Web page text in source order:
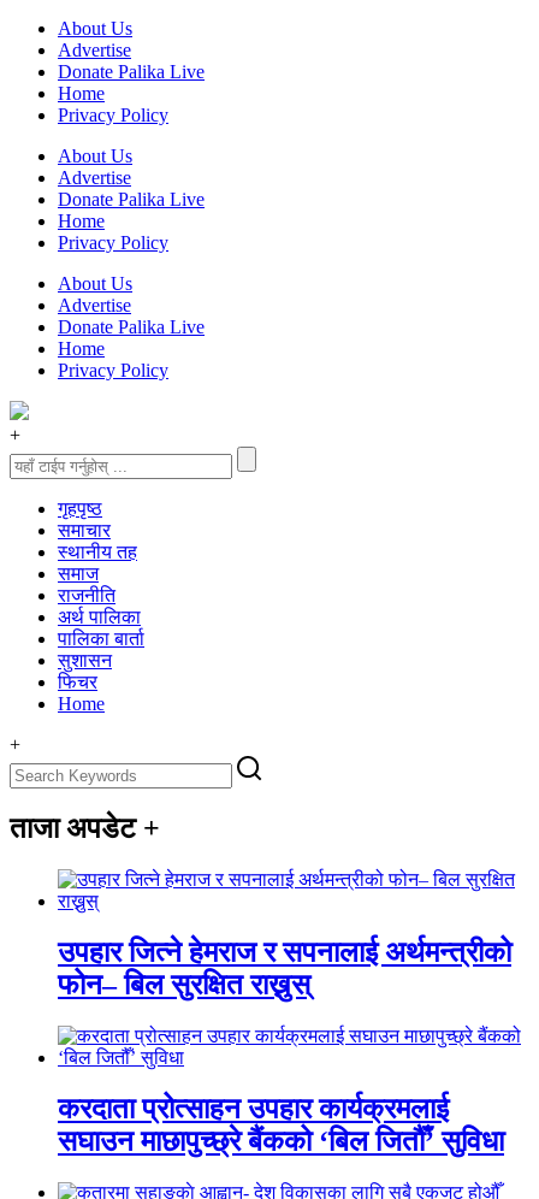
About Us
Advertise
Donate Palika Live
Home
Privacy Policy
About Us
Advertise
Donate Palika Live
Home
Privacy Policy
About Us
Advertise
Donate Palika Live
Home
Privacy Policy
+
गृहपृष्‍ठ
समाचार
स्थानीय तह
समाज
राजनीति
अर्थ पालिका
पालिका बार्ता
सुशासन
फिचर
Home
+
ताजा अपडेट +
उपहार जित्ने हेमराज र सपनालाई अर्थमन्त्रीको
फोन– बिल सुरक्षित राख्नुस्
करदाता प्रोत्साहन उपहार कार्यक्रमलाई
सघाउन माछापुच्छ्रे बैंकको ‘बिल जितौँ’ सुविधा